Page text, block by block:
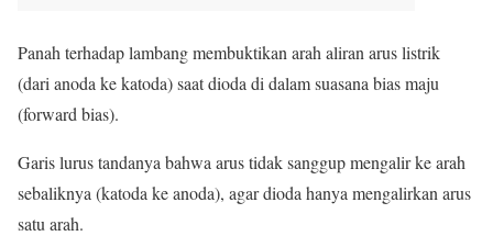
Panah terhadap lambang membuktikan arah aliran arus listrik
(dari anoda ke katoda) saat dioda di dalam suasana bias maju
(forward bias).
Garis lurus tandanya bahwa arus tidak sanggup mengalir ke arah
sebaliknya (katoda ke anoda), agar dioda hanya mengalirkan arus
satu arah.